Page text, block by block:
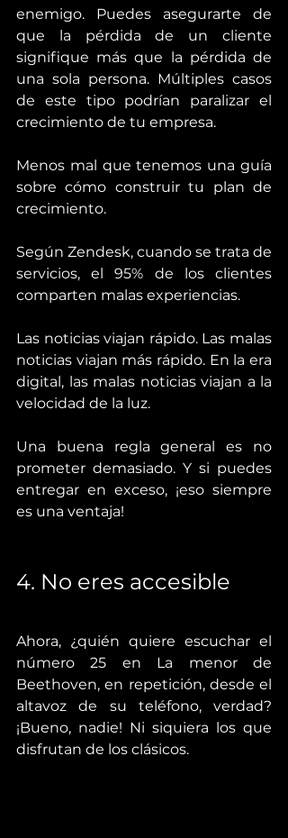
enemigo. Puedes asegurarte de
que la pérdida de un cliente
signifique más que la pérdida de
una sola persona. Múltiples casos
de este tipo podrían paralizar el
crecimiento de tu empresa.
Menos mal que tenemos una guía
sobre cómo construir tu plan de
crecimiento.
Según Zendesk, cuando se trata de
servicios, el 95% de los clientes
comparten malas experiencias.
Las noticias viajan rápido. Las malas
noticias viajan más rápido. En la era
digital, las malas noticias viajan a la
velocidad de la luz.
Una buena regla general es no
prometer demasiado. Y si puedes
entregar en exceso, ¡eso siempre
es una ventaja!
4. No eres accesible
Ahora, ¿quién quiere escuchar el
número 25 en La menor de
Beethoven, en repetición, desde el
altavoz de su teléfono, verdad?
¡Bueno, nadie! Ni siquiera los que
disfrutan de los clásicos.